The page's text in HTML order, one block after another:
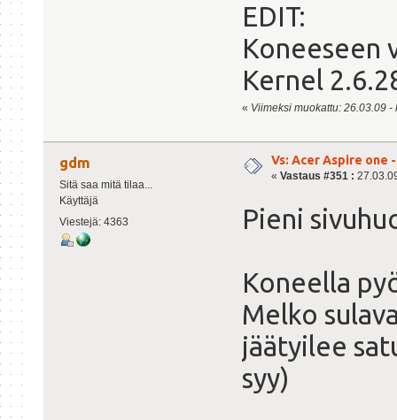
EDIT:
Koneeseen
Kernel
« Viimeksi muokattu: 26.03.09
gdm
Sitä saa mitä tilaa...
Käyttäjä
Viestejä: 4363
Vs: Acer Aspire one
« Vastaus #351 :
Pieni
Koneella
Melko
jäätyilee
syy)